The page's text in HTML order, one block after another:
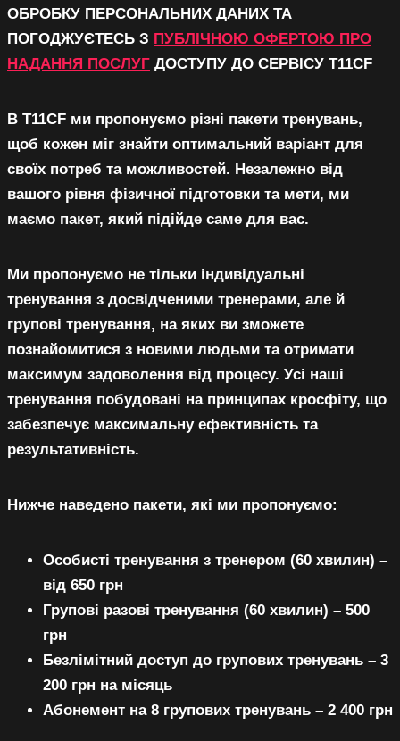
ОБРОБКУ ПЕРСОНАЛЬНИХ ДАНИХ ТА
ПОГОДЖУЄТЕСЬ З ПУБЛІЧНОЮ ОФЕРТОЮ ПРО
НАДАННЯ ПОСЛУГ ДОСТУПУ ДО СЕРВІСУ T11CF
В T11CF ми пропонуємо різні пакети тренувань,
щоб кожен міг знайти оптимальний варіант для
своїх потреб та можливостей. Незалежно від
вашого рівня фізичної підготовки та мети, ми
маємо пакет, який підійде саме для вас.
Ми пропонуємо не тільки індивідуальні
тренування з досвідченими тренерами, але й
групові тренування, на яких ви зможете
познайомитися з новими людьми та отримати
максимум задоволення від процесу. Усі наші
тренування побудовані на принципах кросфіту, що
забезпечує максимальну ефективність та
результативність.
Нижче наведено пакети, які ми пропонуємо:
Особисті тренування з тренером (60 хвилин) –
від 650 грн
Групові разові тренування (60 хвилин) – 500
грн
Безлімітний доступ до групових тренувань – 3
200 грн на місяць
Абонемент на 8 групових тренувань – 2 400 грн